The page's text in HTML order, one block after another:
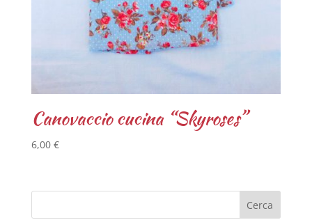
Canovaccio cucina “Skyroses”
6,00 €